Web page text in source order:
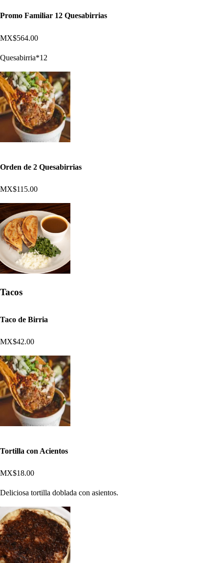
Promo Familiar 12 Quesabirrias
MX$564.00
Quesabirria*12
Orden de 2 Quesabirrias
MX$115.00
Tacos
Taco de Birria
MX$42.00
Tortilla con Acientos
MX$18.00
Deliciosa tortilla doblada con asientos.